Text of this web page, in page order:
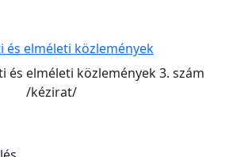
és elméleti közlemények 3. szám
/kézirat/